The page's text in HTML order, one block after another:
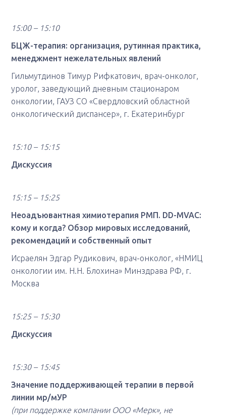
15:00 – 15:10
БЦЖ-терапия: организация, рутинная практика,
менеджмент нежелательных явлений
Гильмутдинов Тимур Рифкатович, врач-онколог,
уролог, заведующий дневным стационаром
онкологии, ГАУЗ СО «Свердловский областной
онкологический диспансер», г. Екатеринбург
15:10 – 15:15
Дискуссия
15:15 – 15:25
Неоадъювантная химиотерапия РМП. DD-MVAC:
кому и когда? Обзор мировых исследований,
рекомендаций и собственный опыт
Исраелян Эдгар Рудикович, врач-онколог, «НМИЦ
онкологии им. Н.Н. Блохина» Минздрава РФ, г.
Москва
15:25 – 15:30
Дискуссия
15:30 – 15:45
Значение поддерживающей терапии в первой
линии мр/мУР
(при поддержке компании ООО «Мерк», не